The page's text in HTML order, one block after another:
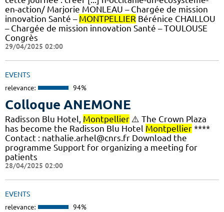
en-action/ Marjorie MONLEAU – Chargée de mission
innovation Santé – MONTPELLIER Bérénice CHAILLOU
– Chargée de mission innovation Santé – TOULOUSE
Congrès
29/04/2025 02:00
EVENTS
relevance: 94%
Colloque ANEMONE
Radisson Blu Hotel, Montpellier ⚠️ The Crown Plaza
has become the Radisson Blu Hotel Montpellier ****
Contact : nathalie.arhel@cnrs.fr Download the
programme Support for organizing a meeting for
patients
28/04/2025 02:00
EVENTS
relevance: 94%